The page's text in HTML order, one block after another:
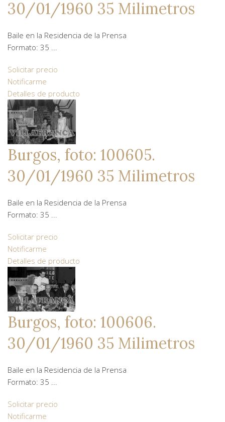
30/01/1960 35 Milimetros
Baile en la Residencia de la Prensa
Formato: 35 ...
Solicitar precio
Notificarme
Detalles de producto
Burgos, foto: 100605.
30/01/1960 35 Milimetros
Baile en la Residencia de la Prensa
Formato: 35 ...
Solicitar precio
Notificarme
Detalles de producto
Burgos, foto: 100606.
30/01/1960 35 Milimetros
Baile en la Residencia de la Prensa
Formato: 35 ...
Solicitar precio
Notificarme